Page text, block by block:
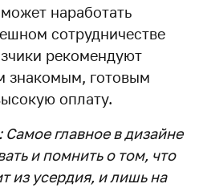
наработать
сотрудничестве
рекомендуют
знакомым, готовым
оплату.
Самое главное в дизайне
и помнить о том, что
из усердия, и лишь на